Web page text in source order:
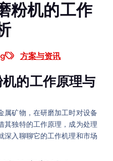
粉机的工作
方案与资讯
的工作原理与
属矿物，在研磨加工时对设备
其独特的工作原理，成为处理
深入聊聊它的工作机理和市场